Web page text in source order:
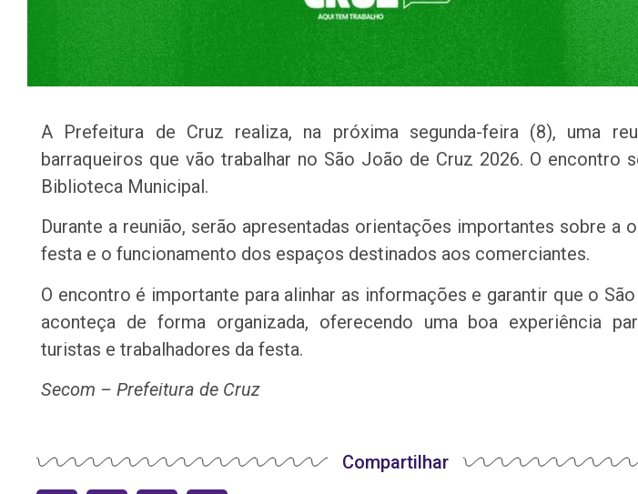
A Prefeitura de Cruz realiza, na próxima segunda-feira (8), uma
barraqueiros que vão trabalhar no São João de Cruz 2026. O encontro
Biblioteca Municipal.
Durante a reunião, serão apresentadas orientações importantes sobre a
festa e o funcionamento dos espaços destinados aos comerciantes.
O encontro é importante para alinhar as informações e garantir que o
aconteça de forma organizada, oferecendo uma boa experiência
turistas e trabalhadores da festa.
Secom – Prefeitura de Cruz
Compartilhar